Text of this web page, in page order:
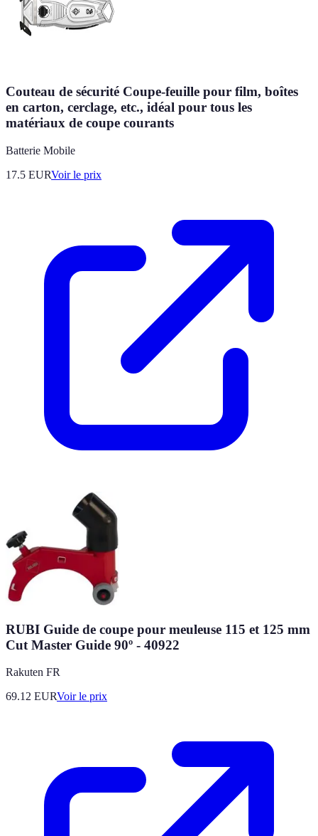
Couteau de sécurité Coupe-feuille pour film, boîtes
en carton, cerclage, etc., idéal pour tous les
matériaux de coupe courants
Batterie Mobile
17.5 EURVoir le prix
RUBI Guide de coupe pour meuleuse 115 et 125 mm
Cut Master Guide 90º - 40922
Rakuten FR
69.12 EURVoir le prix